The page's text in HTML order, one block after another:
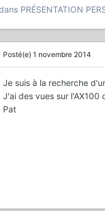
PRÉSENTATION
Posté(e) 1 novembre 2014
Je suis à la recherche
J'ai des vues sur
Pat